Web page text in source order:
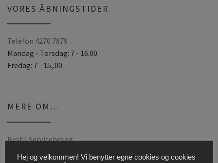
r
t
i
v
VORES ÅBNINGSTIDER
Telefon 4270 7879
Mandag - Torsdag: 7 - 16.00.
Fredag: 7 - 15,.00.
MERE OM…
Bestil Servicebesøg
Cookies og persondatapolitik
Hej og velkommen! Vi benytter egne cookies og cookies